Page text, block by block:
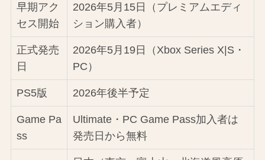
早期アク
セス開始
2026年5月15日（プレミアムエディ
ション購入者）
正式発売
日
2026年5月19日（Xbox Series X|S・
PC）
PS5版 2026年後半予定
Game Pa
ss
Ultimate・PC Game Pass加入者は
発売日から無料